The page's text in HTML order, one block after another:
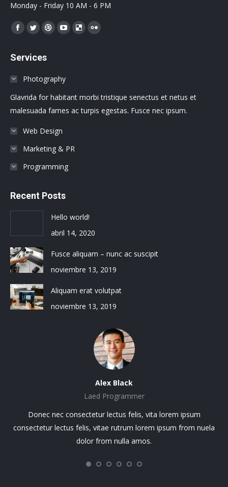
Monday - Friday 10 AM - 6 PM
Encuéntranos en:
Facebook
opens
window
Twitter
opens
new
window
Dribbble
new
window
YouTube
new
window
Delicious
window
Flickr
window
Services
Photography
Glavrida for habitant morbi tristique senectus et netus et
malesuada fames ac turpis egestas. Fusce nec ipsum.
Web Design
Marketing & PR
Programming
Recent Posts
Hello world!
abril 14, 2020
Fusce aliquam – nunc ac suscipit
noviembre 13, 2019
Aliquam erat volutpat
noviembre 13, 2019
Alex Black
Laed Programmer
Donec nec consectetur lectus felis, vita lorem ipsum
consectetur lectus felis, vitae rutrum lorem ipsum from nuela
dolor from nulla amos.